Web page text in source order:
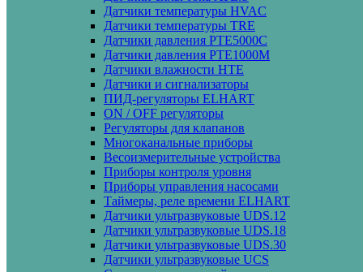
Датчики температуры HVAC
Датчики температуры ТRE
Датчики давления PTE5000C
Датчики давления РТЕ1000М
Датчики влажности HTE
Датчики и сигнализаторы
ПИД-регуляторы ELHART
ON / OFF регуляторы
Регуляторы для клапанов
Многоканальные приборы
Весоизмерительные устройства
Приборы контроля уровня
Приборы управления насосами
Таймеры, реле времени ELHART
Датчики ультразвуковые UDS.12
Датчики ультразвуковые UDS.18
Датчики ультразвуковые UDS.30
Датчики ультразвуковые UCS